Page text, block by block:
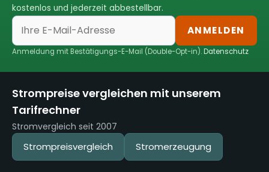
kostenlos und jederzeit abbestellbar.
ANMELDEN
Anmeldung mit Bestätigungs-E-Mail (Double-Opt-in).Datenschutz
Strompreise vergleichen mit unserem
Tarifrechner
Stromvergleich seit 2007
Strompreisvergleich Stromerzeugung